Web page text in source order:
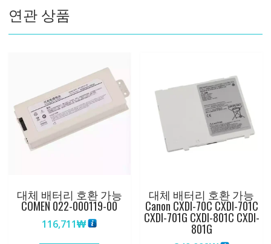
1400-
1030
1400-
연관 상품
대체 배터리 호환 가능
COMEN 022-000119-00
116,711₩
대체 배터리 호환 가능
Canon CXDI-70C CXDI-701C
CXDI-701G CXDI-801C CXDI-
801G